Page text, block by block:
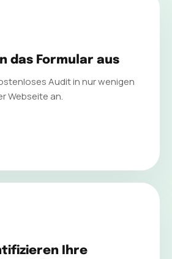
das Formular aus
Audit in nur wenigen
Webseite an.
Ihre